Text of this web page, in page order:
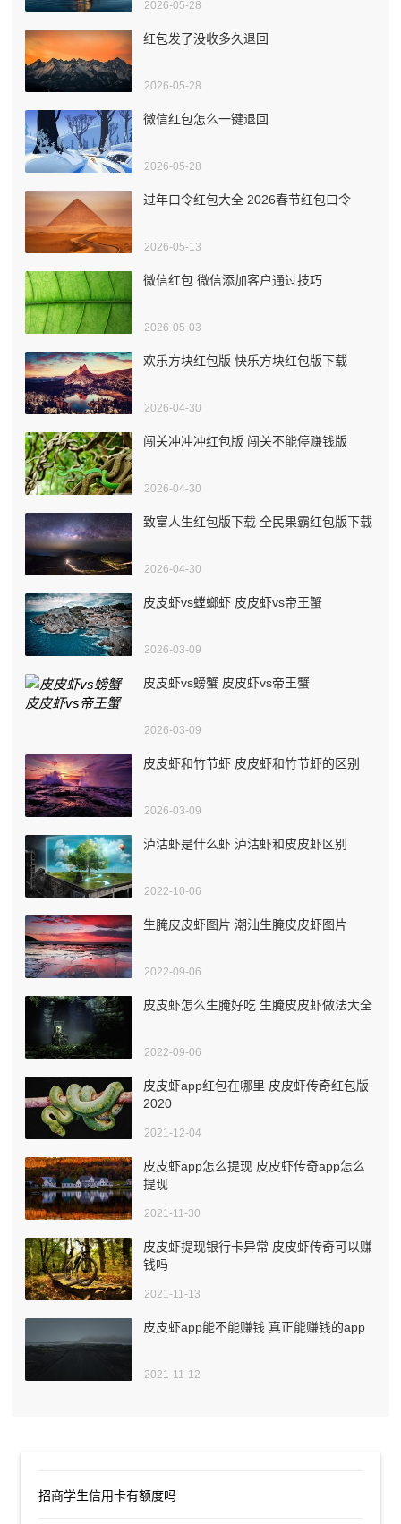
2026-05-28
红包发了没收多久退回
2026-05-28
微信红包怎么一键退回
2026-05-28
过年口令红包大全 2026春节红包口令
2026-05-13
微信红包 微信添加客户通过技巧
2026-05-03
欢乐方块红包版 快乐方块红包版下载
2026-04-30
闯关冲冲冲红包版 闯关不能停赚钱版
2026-04-30
致富人生红包版下载 全民果霸红包版下载
2026-04-30
皮皮虾vs螳螂虾 皮皮虾vs帝王蟹
2026-03-09
皮皮虾vs螃蟹 皮皮虾vs帝王蟹
2026-03-09
皮皮虾和竹节虾 皮皮虾和竹节虾的区别
2026-03-09
泸沽虾是什么虾 泸沽虾和皮皮虾区别
2022-10-06
生腌皮皮虾图片 潮汕生腌皮皮虾图片
2022-09-06
皮皮虾怎么生腌好吃 生腌皮皮虾做法大全
2022-09-06
皮皮虾app红包在哪里 皮皮虾传奇红包版
2020
2021-12-04
皮皮虾app怎么提现 皮皮虾传奇app怎么
提现
2021-11-30
皮皮虾提现银行卡异常 皮皮虾传奇可以赚
钱吗
2021-11-13
皮皮虾app能不能赚钱 真正能赚钱的app
2021-11-12
招商学生信用卡有额度吗